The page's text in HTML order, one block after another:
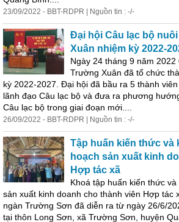
23/09/2022 - BBT-RDPR | Nguồn tin : -/-
Đại hội Câu lạc bộ
Xuân nhiệm kỳ 2022-
Ngày 24 tháng 9 năm 2022
Trường Xuân đã tổ chức
kỳ 2022-2027. Đại hội đã bầu ra 5 thành
lãnh đạo Câu lạc bộ và đưa ra phương
Câu lạc bộ trong giai đoạn mới....
26/09/2022 - BBT-RDPR | Nguồn tin : -/-
Tập huấn kiến thức và
hoạch sản xuất kinh
Hợp tác xã
Khoá tập huấn kiến thức
sản xuất kinh doanh cho thành viên Hợp tác
ngàn Trường Sơn đã diễn ra từ ngày 26/6/
tại thôn Long Sơn, xã Trường Sơn, huyện